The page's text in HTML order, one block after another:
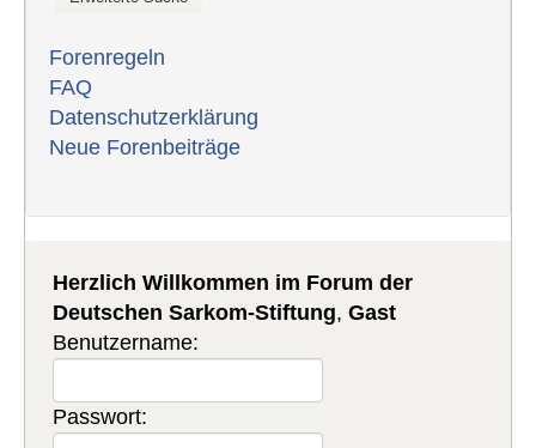
Forenregeln
FAQ
Datenschutzerklärung
Neue Forenbeiträge
Herzlich Willkommen im Forum der
Deutschen Sarkom-Stiftung,Gast
Benutzername:
Passwort: